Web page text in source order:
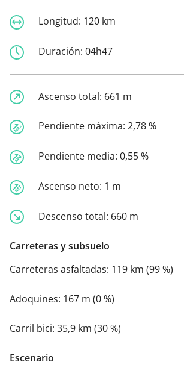
Longitud: 120 km
Duración: 04h47
Ascenso total: 661 m
Pendiente máxima: 2,78 %
Pendiente media: 0,55 %
Ascenso neto: 1 m
Descenso total: 660 m
Carreteras y subsuelo
Carreteras asfaltadas: 119 km (99 %)
Adoquines: 167 m (0 %)
Carril bici: 35,9 km (30 %)
Escenario